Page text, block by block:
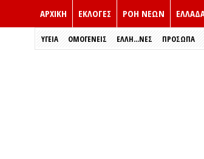
ΑΡΧΙΚΗ ΕΚΛΟΓΈΣ ΡΟΗ ΝΕΩΝ
ΥΓΕΙΑ ΟΜΟΓΕΝΕΙΣ ΈΛΛΗ...ΝΕΣ ΠΡΌΣΩΠΑ